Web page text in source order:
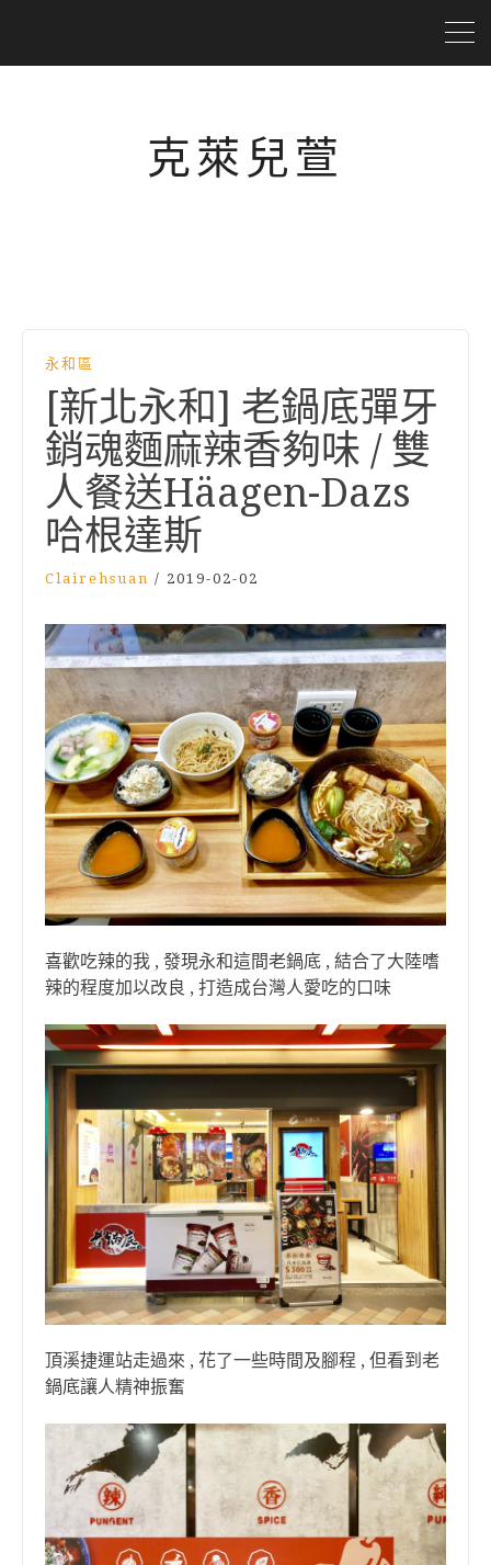
克萊兒萱
永和區
[新北永和] 老鍋底彈牙
銷魂麵麻辣香夠味 / 雙
人餐送Häagen-Dazs
哈根達斯
Clairehsuan / 2019-02-02
喜歡吃辣的我 , 發現永和這間老鍋底 , 結合了大陸嗜
辣的程度加以改良 , 打造成台灣人愛吃的口味
頂溪捷運站走過來 , 花了一些時間及腳程 , 但看到老
鍋底讓人精神振奮